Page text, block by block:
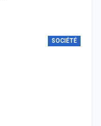
SOCIÉTÉ